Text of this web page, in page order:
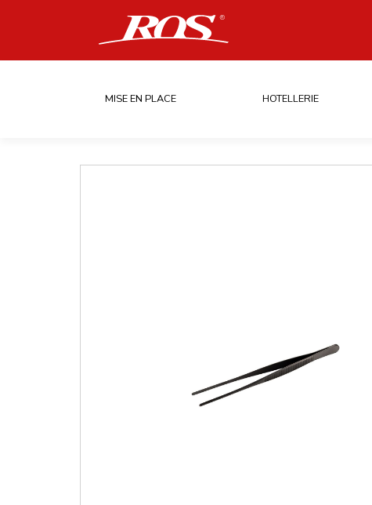
MISE EN PLACE HOTELLERIE